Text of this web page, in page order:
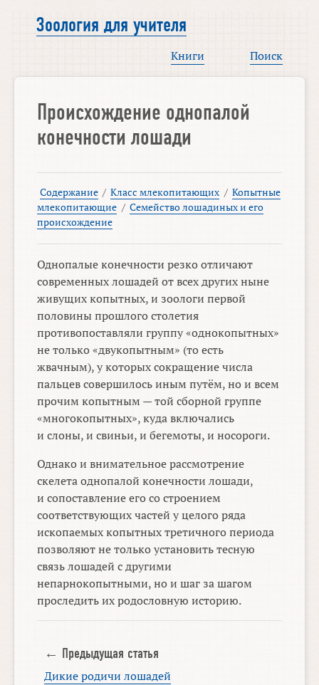
Зоология для учителя
Книги Поиск
Происхождение однопалой
конечности лошади
Содержание / Класс млекопитающих / Копытные
млекопитающие / Семейство лошадиных и его
происхождение
Однопалые конечности резко отличают
современных лошадей от всех других ныне
живущих копытных, и зоологи первой
половины прошлого столетия
противопоставляли группу «однокопытных»
не только «двукопытным» (то есть
жвачным), у которых сокращение числа
пальцев совершилось иным путём, но и всем
прочим копытным — той сборной группе
«многокопытных», куда включались
и слоны, и свиньи, и бегемоты, и носороги.
Однако и внимательное рассмотрение
скелета однопалой конечности лошади,
и сопоставление его со строением
соответствующих частей у целого ряда
ископаемых копытных третичного периода
позволяют не только установить тесную
связь лошадей с другими
непарнокопытными, но и шаг за шагом
проследить их родословную историю.
← Предыдущая статья
Дикие родичи лошадей